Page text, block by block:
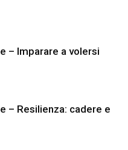
– Imparare a volersi
– Resilienza: cadere e